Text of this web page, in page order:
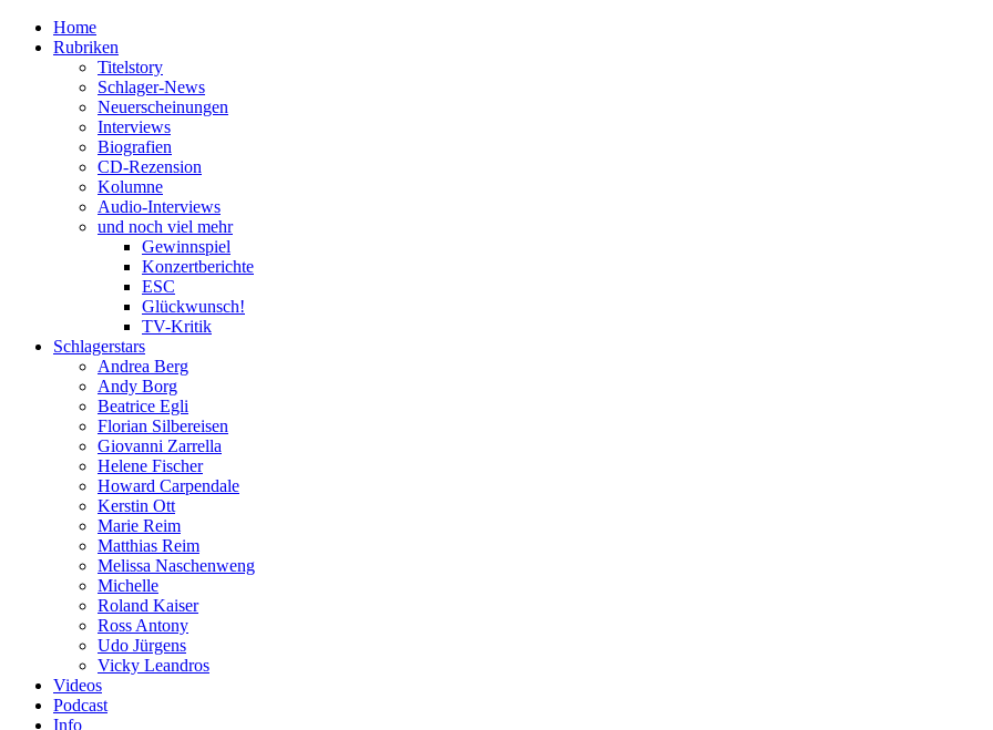
Home
Rubriken
Titelstory
Schlager-News
Neuerscheinungen
Interviews
Biografien
CD-Rezension
Kolumne
Audio-Interviews
und noch viel mehr
Gewinnspiel
Konzertberichte
ESC
Glückwunsch!
TV-Kritik
Schlagerstars
Andrea Berg
Andy Borg
Beatrice Egli
Florian Silbereisen
Giovanni Zarrella
Helene Fischer
Howard Carpendale
Kerstin Ott
Marie Reim
Matthias Reim
Melissa Naschenweng
Michelle
Roland Kaiser
Ross Antony
Udo Jürgens
Vicky Leandros
Videos
Podcast
Info